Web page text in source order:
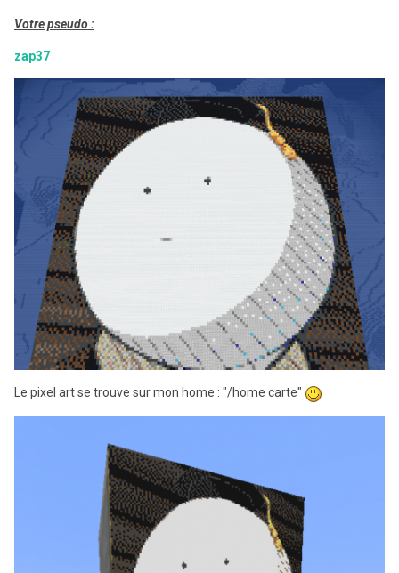
Votre pseudo:
zap37
Le pixel art se trouve sur mon home : "/home carte"